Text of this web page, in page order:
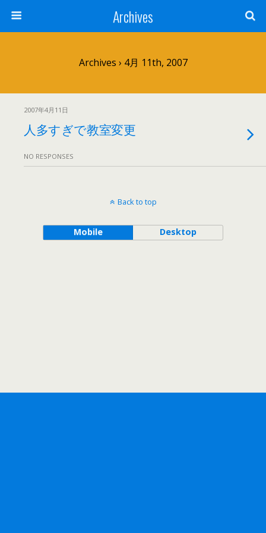
Archives
Archives › 4月 11th, 2007
2007年4月11日
人多すぎで教室変更
NO RESPONSES
Back to top
Mobile Desktop